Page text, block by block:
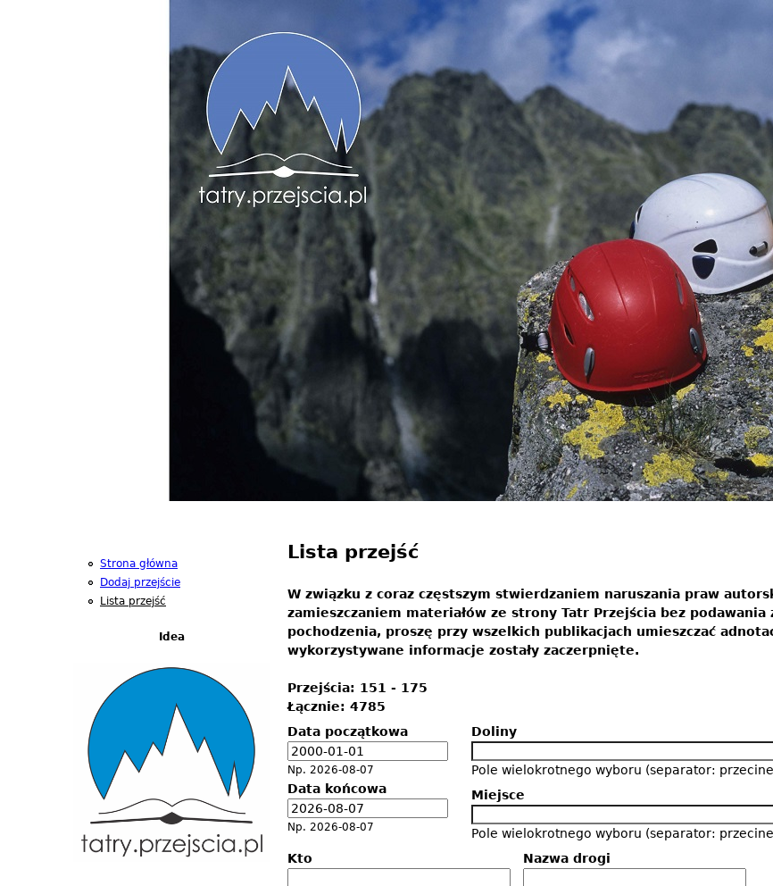
Jump to navigation
Lista przejść
W związku z coraz częstszym stwierdzaniem naruszania praw
zamieszczaniem materiałów ze strony Tatr Przejścia bez podawania
pochodzenia, proszę przy wszelkich publikacjach umieszczać
wykorzystywane informacje zostały zaczerpnięte.
Przejścia: 151 - 175
Łącznie: 4785
Data początkowa
D
a
t
a
Np. 2026-08-07
Data końcowa
D
a
a
Np. 2026-08-07
Doliny
Pole wielokrotnego wyboru (separator:
Miejsce
Pole wielokrotnego wyboru (separator:
Kto
Nazwa drogi
Strona główna
Dodaj przejście
Lista przejść
Idea